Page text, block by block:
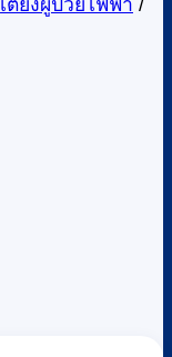
เตียงผู้ป่วยไฟฟ้า /